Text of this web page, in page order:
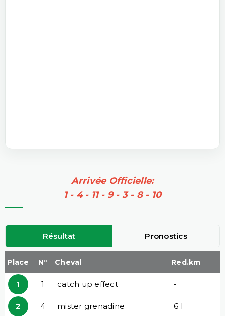
Arrivée Officielle:
1 - 4 - 11 - 9 - 3 - 8 - 10
Résultat Pronostics
Place N° Cheval Red.km
1 1 catch up effect -
2 4 mister grenadine 6 l